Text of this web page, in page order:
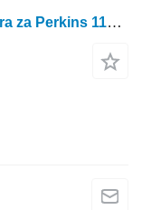
U5MW0206 pumpa za hlađenje motora za Perkins 1104 RG RJ